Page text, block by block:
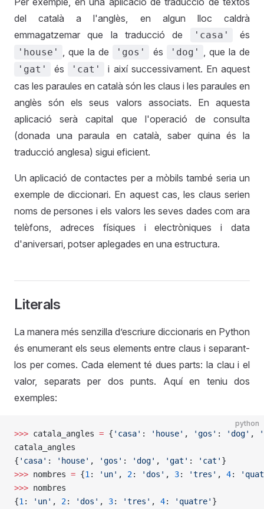
del català a l'anglès, en algun lloc caldrà
emmagatzemar que la traducció de
'casa' és
'house' , que la de 'gos' és 'dog' , que la de
'gat' és 'cat'
i així successivament. En aquest
cas les paraules en català són les claus i les paraules en
anglès són els seus valors associats. En aquesta
aplicació serà capital que l'operació de consulta
(donada una paraula en català, saber quina és la
traducció anglesa) sigui eficient.
Un aplicació de contactes per a mòbils també seria un
exemple de diccionari. En aquest cas, les claus serien
noms de persones i els valors les seves dades com ara
telèfons, adreces físiques i electròniques i data
d'aniversari, potser aplegades en una estructura.
Literals
La manera més senzilla d’escriure diccionaris en Python
és enumerant els seus elements entre claus i separant-
los per comes. Cada element té dues parts: la clau i el
valor, separats per dos punts. Aquí en teniu dos
exemples:
python
>>> catala_angles = { 'casa' : 'house' , 'gos' : 'dog' ,
catala_angles
{ 'casa' : 'house' , 'gos' : 'dog' , 'gat' : 'cat' }
>>> nombres = {1 : 'un' , 2: 'dos' , 3: 'tres' , 4:
>>> nombres
{1 : 'un' , 2: 'dos' , 3: 'tres' , 4: 'quatre' }